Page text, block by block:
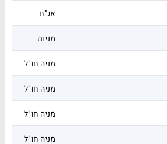
אג"ח
מניות
מניה חו"ל
מניה חו"ל
מניה חו"ל
מניה חו"ל